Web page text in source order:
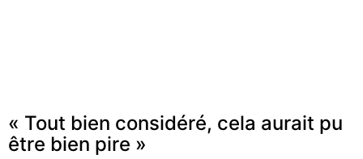
« Tout bien considéré, cela aurait pu
être bien pire »